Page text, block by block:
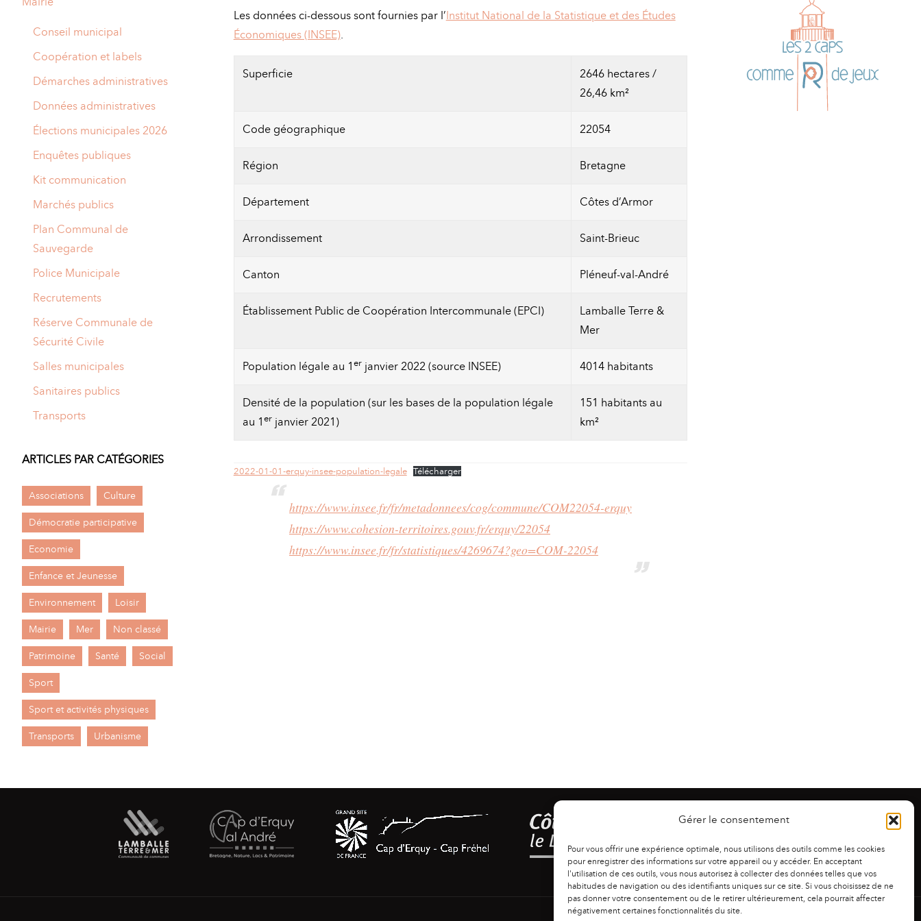
Gérer le consentement
Pour vous offrir une expérience optimale, nous utilisons des outils comme les cookies
pour enregistrer des informations sur votre appareil ou y accéder. En acceptant
l'utilisation de ces outils, vous nous autorisez à collecter des données telles que vos
habitudes de navigation ou des identifiants uniques sur ce site. Si vous choisissez de ne
pas donner votre consentement ou de le retirer ultérieurement, cela pourrait affecter
négativement certaines fonctionnalités du site.
Les données ci-dessous sont fournies par l’ Institut National de la Statistique et des Études
Économiques (INSEE).
Superficie
2646 hectares /
26,46 km²
Code géographique 22054
Région Bretagne
Département Côtes d’Armor
Arrondissement Saint-Brieuc
Canton Pléneuf-val-André
Établissement Public de Coopération Intercommunale (EPCI)
Lamballe Terre &
Mer
Population légale au 1 erjanvier 2022 (source INSEE) 4014 habitants
Densité de la population (sur les bases de la population légale
au 1 erjanvier 2021)
151 habitants au
km²
2022-01-01-erquy-insee-population-legale Télécharger
https://www.insee.fr/fr/metadonnees/cog/commune/COM22054-erquy
https://www.cohesion-territoires.gouv.fr/erquy/22054
https://www.insee.fr/fr/statistiques/4269674?geo=COM-22054
Conseil municipal
Coopération et labels
Démarches administratives
Données administratives
Élections municipales 2026
Enquêtes publiques
Kit communication
Marchés publics
Plan Communal de
Sauvegarde
Police Municipale
Recrutements
Réserve Communale de
Sécurité Civile
Salles municipales
Sanitaires publics
Transports
ARTICLES PAR CATÉGORIES
Associations Culture
Démocratie participative
Economie
Enfance et Jeunesse
Environnement Loisir
Mairie Mer Non classé
Patrimoine Santé Social
Sport
Sport et activités physiques
Transports Urbanisme